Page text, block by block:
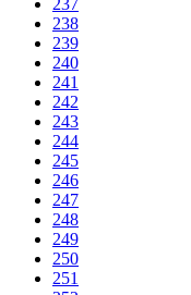
237
238
239
240
241
242
243
244
245
246
247
248
249
250
251